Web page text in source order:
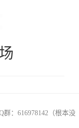
群：616978142（根本没